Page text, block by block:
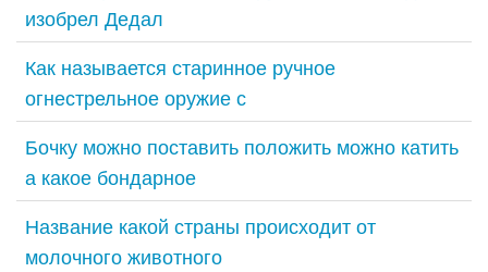
изобрел Дедал
Как называется старинное ручное
огнестрельное оружие с
Бочку можно поставить положить можно катить
а какое бондарное
Название какой страны происходит от
молочного животного